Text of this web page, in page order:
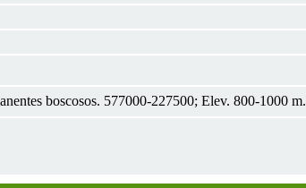
boscosos. 577000-227500; Elev. 800-1000 m.